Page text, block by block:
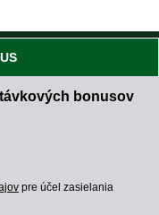
bonusov
pre účel zasielania